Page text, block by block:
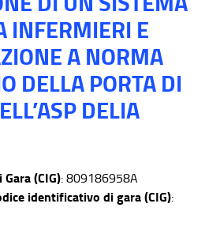
INFERMIERI E
A NORMA
DELLA PORTA DI
DELIA
(CIG): 809186958A
identificativo di gara (CIG):